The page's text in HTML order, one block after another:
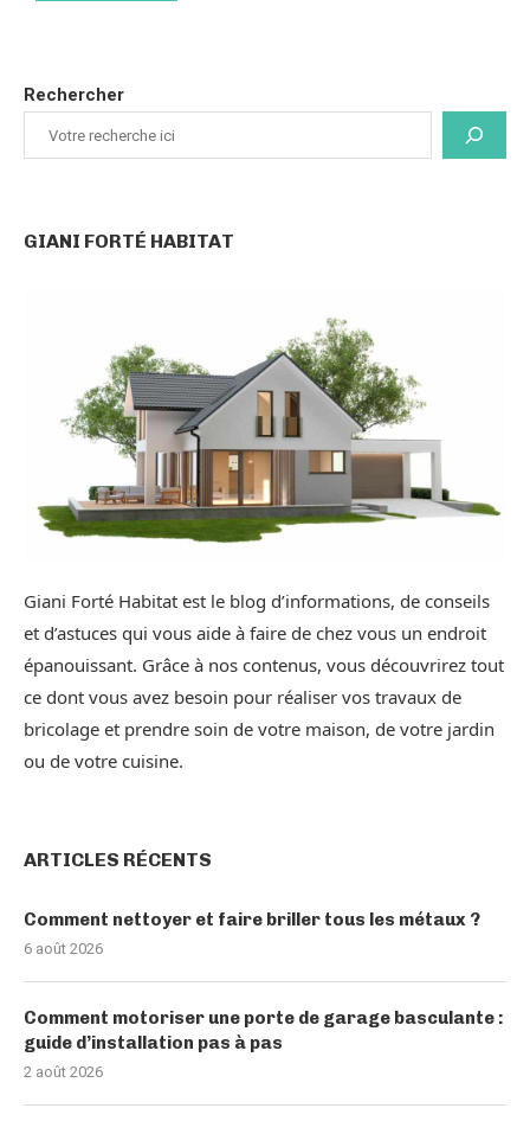
Rechercher
GIANI FORTÉ HABITAT
Giani Forté Habitat est le blog d’informations, de conseils
et d’astuces qui vous aide à faire de chez vous un endroit
épanouissant. Grâce à nos contenus, vous découvrirez tout
ce dont vous avez besoin pour réaliser vos travaux de
bricolage et prendre soin de votre maison, de votre jardin
ou de votre cuisine.
ARTICLES RÉCENTS
Comment nettoyer et faire briller tous les métaux ?
6 août 2026
Comment motoriser une porte de garage basculante :
guide d’installation pas à pas
2 août 2026